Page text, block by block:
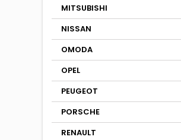
MITSUBISHI
NISSAN
OMODA
OPEL
PEUGEOT
PORSCHE
RENAULT